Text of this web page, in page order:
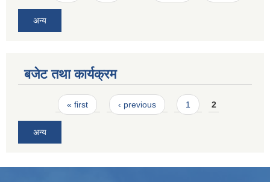
अन्य
बजेट तथा कार्यक्रम
Pages« first ‹ previous 1 2
अन्य